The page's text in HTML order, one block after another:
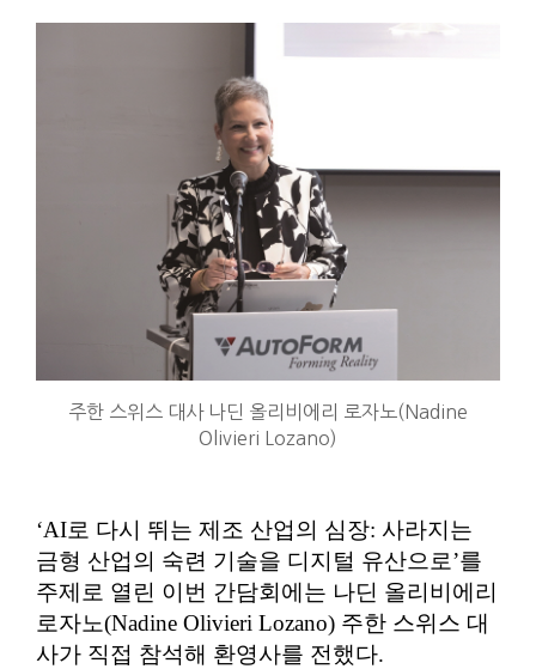
주한 스위스 대사 나딘 올리비에리 로자노(Nadine
Olivieri Lozano)
‘AI로 다시 뛰는 제조 산업의 심장: 사라지는
금형 산업의 숙련 기술을 디지털 유산으로’를
주제로 열린 이번 간담회에는 나딘 올리비에리
로자노(Nadine Olivieri Lozano) 주한 스위스 대
사가 직접 참석해 환영사를 전했다.